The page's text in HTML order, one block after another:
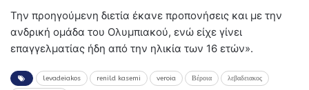
Την προηγούμενη διετία έκανε προπονήσεις και με την
ανδρική ομάδα του Ολυμπιακού, ενώ είχε γίνει
επαγγελματίας ήδη από την ηλικία των 16 ετών».
levadeiakos renild kasemi veroia Βέροια λεβαδειακος